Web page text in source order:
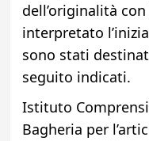
dell’originalità
interpretato
sono stati
seguito indicati.
Istituto
Bagheria per